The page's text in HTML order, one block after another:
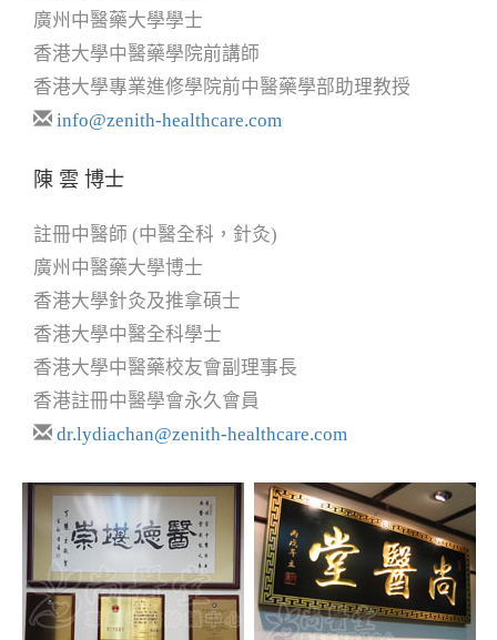
廣州中醫藥大學學士
香港大學中醫藥學院前講師
香港大學專業進修學院前中醫藥學部助理教授
info@zenith-healthcare.com
陳 雲 博士
註冊中醫師 (中醫全科，針灸)
廣州中醫藥大學博士
香港大學針灸及推拿碩士
香港大學中醫全科學士
香港大學中醫藥校友會副理事長
香港註冊中醫學會永久會員
dr.lydiachan@zenith-healthcare.com